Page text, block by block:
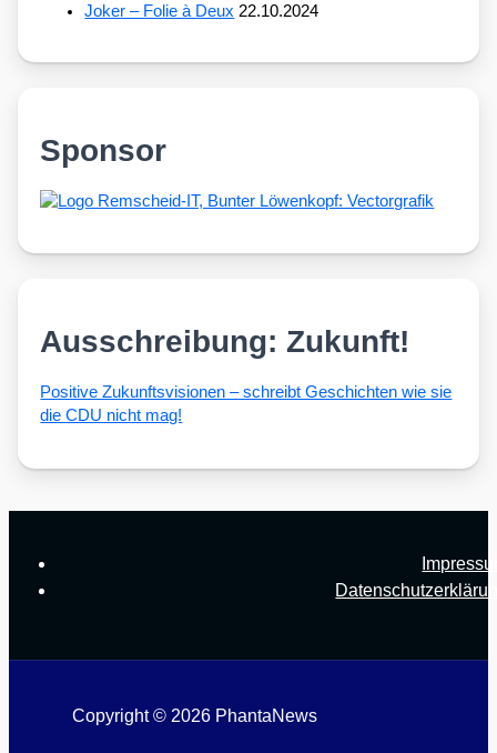
Joker – Folie à Deux 22.10.2024
Sponsor
Ausschreibung: Zukunft!
Posi­ti­ve Zukunfts­vi­sio­nen – schreibt Geschich­ten wie sie
die CDU nicht mag!
Copyright © 2026 PhantaNews